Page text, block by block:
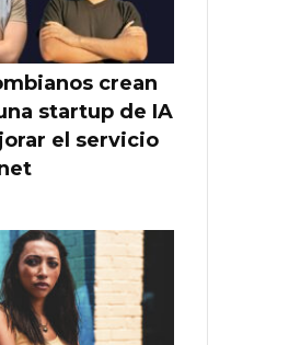
crean
startup de IA
el servicio